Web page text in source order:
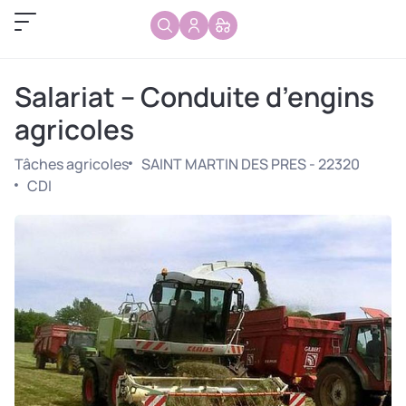
Salariat – Conduite d’engins
agricoles
Tâches agricoles
SAINT MARTIN DES PRES - 22320
CDI